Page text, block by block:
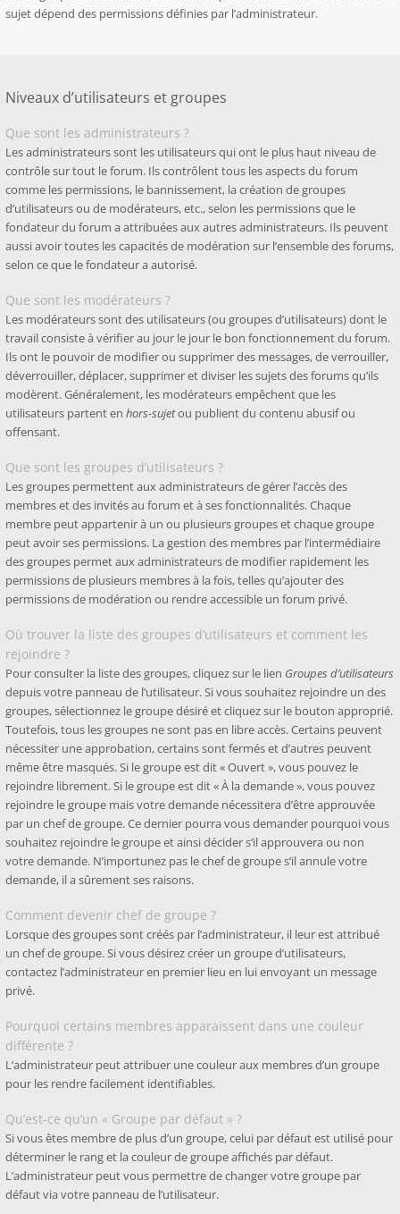
sujet dépend des permissions définies par l’administrateur.
Niveaux d’utilisateurs et groupes
Que sont les administrateurs ?
Les administrateurs sont les utilisateurs qui ont le plus haut niveau de
contrôle sur tout le forum. Ils contrôlent tous les aspects du forum
comme les permissions, le bannissement, la création de groupes
d’utilisateurs ou de modérateurs, etc., selon les permissions que le
fondateur du forum a attribuées aux autres administrateurs. Ils peuvent
aussi avoir toutes les capacités de modération sur l’ensemble des forums,
selon ce que le fondateur a autorisé.
Que sont les modérateurs ?
Les modérateurs sont des utilisateurs (ou groupes d’utilisateurs) dont le
travail consiste à vérifier au jour le jour le bon fonctionnement du forum.
Ils ont le pouvoir de modifier ou supprimer des messages, de verrouiller,
déverrouiller, déplacer, supprimer et diviser les sujets des forums qu’ils
modèrent. Généralement, les modérateurs empêchent que les
utilisateurs partent en hors-sujetou publient du contenu abusif ou
offensant.
Que sont les groupes d’utilisateurs ?
Les groupes permettent aux administrateurs de gérer l’accès des
membres et des invités au forum et à ses fonctionnalités. Chaque
membre peut appartenir à un ou plusieurs groupes et chaque groupe
peut avoir ses permissions. La gestion des membres par l’intermédiaire
des groupes permet aux administrateurs de modifier rapidement les
permissions de plusieurs membres à la fois, telles qu’ajouter des
permissions de modération ou rendre accessible un forum privé.
Où trouver la liste des groupes d’utilisateurs et comment les
rejoindre ?
Pour consulter la liste des groupes, cliquez sur le lien Groupes d’utilisateurs
depuis votre panneau de l’utilisateur. Si vous souhaitez rejoindre un des
groupes, sélectionnez le groupe désiré et cliquez sur le bouton approprié.
Toutefois, tous les groupes ne sont pas en libre accès. Certains peuvent
nécessiter une approbation, certains sont fermés et d’autres peuvent
même être masqués. Si le groupe est dit « Ouvert », vous pouvez le
rejoindre librement. Si le groupe est dit « À la demande », vous pouvez
rejoindre le groupe mais votre demande nécessitera d’être approuvée
par un chef de groupe. Ce dernier pourra vous demander pourquoi vous
souhaitez rejoindre le groupe et ainsi décider s’il approuvera ou non
votre demande. N’importunez pas le chef de groupe s’il annule votre
demande, il a sûrement ses raisons.
Comment devenir chef de groupe ?
Lorsque des groupes sont créés par l’administrateur, il leur est attribué
un chef de groupe. Si vous désirez créer un groupe d’utilisateurs,
contactez l’administrateur en premier lieu en lui envoyant un message
privé.
Pourquoi certains membres apparaissent dans une couleur
différente ?
L’administrateur peut attribuer une couleur aux membres d’un groupe
pour les rendre facilement identifiables.
Qu’est-ce qu’un « Groupe par défaut » ?
Si vous êtes membre de plus d’un groupe, celui par défaut est utilisé pour
déterminer le rang et la couleur de groupe affichés par défaut.
L’administrateur peut vous permettre de changer votre groupe par
défaut via votre panneau de l’utilisateur.